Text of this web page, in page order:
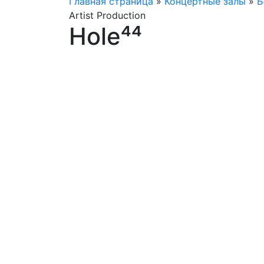
Artist Production
Hole⁴⁴